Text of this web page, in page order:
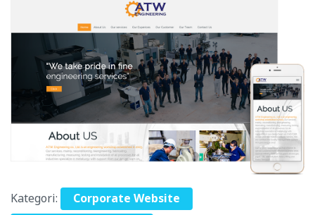
Kategori:
Corporate Website